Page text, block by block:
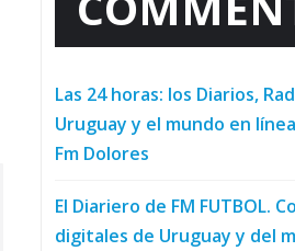
Las 24 horas: los Diarios,
Uruguay y el mundo en
Fm Dolores
El Diariero de FM FUTBOL.
digitales de Uruguay y del